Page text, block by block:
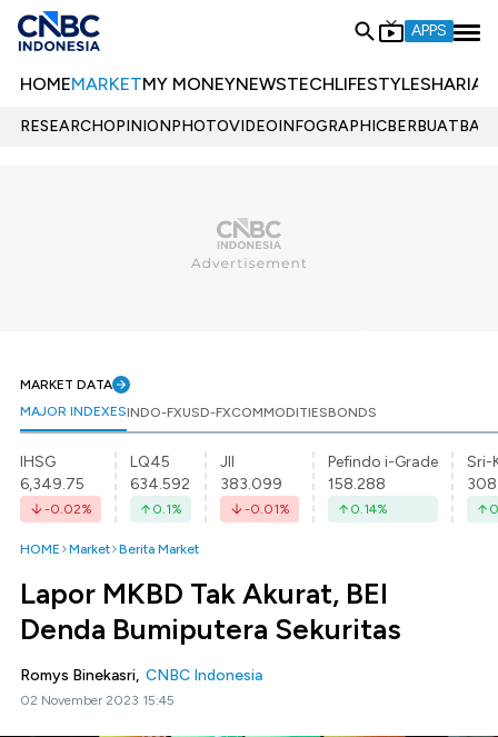
APPS
HOMEMARKETMY MONEYNEWSTECHLIFESTYLESHARIA
RESEARCHOPINIONPHOTOVIDEOINFOGRAPHIC
MARKET DATA
MAJOR INDEXESINDO-FXUSD-FXCOMMODITIESBONDS
IHSG
6,349.75
-0.02%
LQ45
634.592
0.1%
JII
383.099
-0.01%
Pefindo i-Grade
158.288
0.14%
Sri-
HOME Market Berita Market
Lapor MKBD Tak Akurat, BEI
Denda Bumiputera Sekuritas
Romys Binekasri, CNBC Indonesia
02 November 2023 15:45